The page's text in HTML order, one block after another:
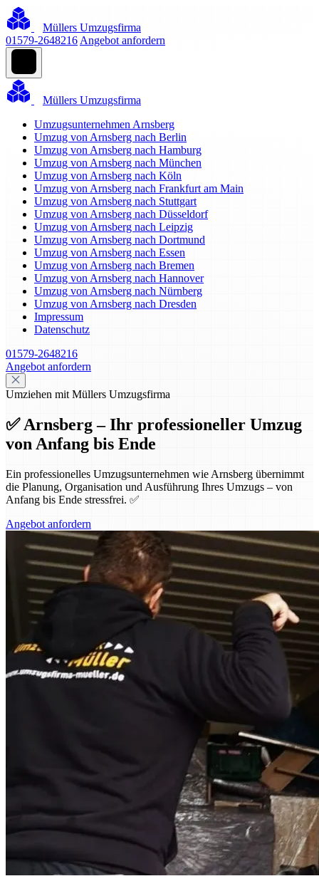
Müllers Umzugsfirma
01579-2648216 Angebot anfordern
Müllers Umzugsfirma
Umzugsunternehmen Arnsberg
Umzug von Arnsberg nach Berlin
Umzug von Arnsberg nach Hamburg
Umzug von Arnsberg nach München
Umzug von Arnsberg nach Köln
Umzug von Arnsberg nach Frankfurt am Main
Umzug von Arnsberg nach Stuttgart
Umzug von Arnsberg nach Düsseldorf
Umzug von Arnsberg nach Leipzig
Umzug von Arnsberg nach Dortmund
Umzug von Arnsberg nach Essen
Umzug von Arnsberg nach Bremen
Umzug von Arnsberg nach Hannover
Umzug von Arnsberg nach Nürnberg
Umzug von Arnsberg nach Dresden
Impressum
Datenschutz
01579-2648216
Angebot anfordern
Umziehen mit Müllers Umzugsfirma
✅ Arnsberg – Ihr professioneller Umzug
von Anfang bis Ende
Ein professionelles Umzugsunternehmen wie Arnsberg übernimmt
die Planung, Organisation und Ausführung Ihres Umzugs – von
Anfang bis Ende stressfrei. ✅
Angebot anfordern